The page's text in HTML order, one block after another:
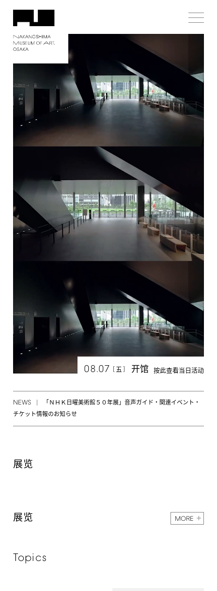
08.07 [ 五 ] 开馆 按此查看当日活动
NEWS
「ＮＨＫ日曜美術館５０年展」音声ガイド・関連イベント・
チケット情報のお知らせ
展览
展览 MORE
Topics